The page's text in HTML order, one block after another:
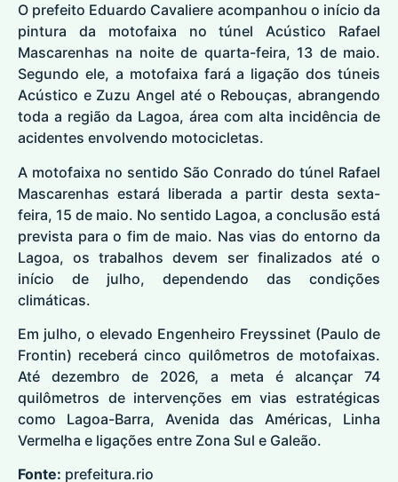
O prefeito Eduardo Cavaliere acompanhou o início da
pintura da motofaixa no túnel Acústico Rafael
Mascarenhas na noite de quarta-feira, 13 de maio.
Segundo ele, a motofaixa fará a ligação dos túneis
Acústico e Zuzu Angel até o Rebouças, abrangendo
toda a região da Lagoa, área com alta incidência de
acidentes envolvendo motocicletas.
A motofaixa no sentido São Conrado do túnel Rafael
Mascarenhas estará liberada a partir desta sexta-
feira, 15 de maio. No sentido Lagoa, a conclusão está
prevista para o fim de maio. Nas vias do entorno da
Lagoa, os trabalhos devem ser finalizados até o
início de julho, dependendo das condições
climáticas.
Em julho, o elevado Engenheiro Freyssinet (Paulo de
Frontin) receberá cinco quilômetros de motofaixas.
Até dezembro de 2026, a meta é alcançar 74
quilômetros de intervenções em vias estratégicas
como Lagoa-Barra, Avenida das Américas, Linha
Vermelha e ligações entre Zona Sul e Galeão.
Fonte: prefeitura.rio